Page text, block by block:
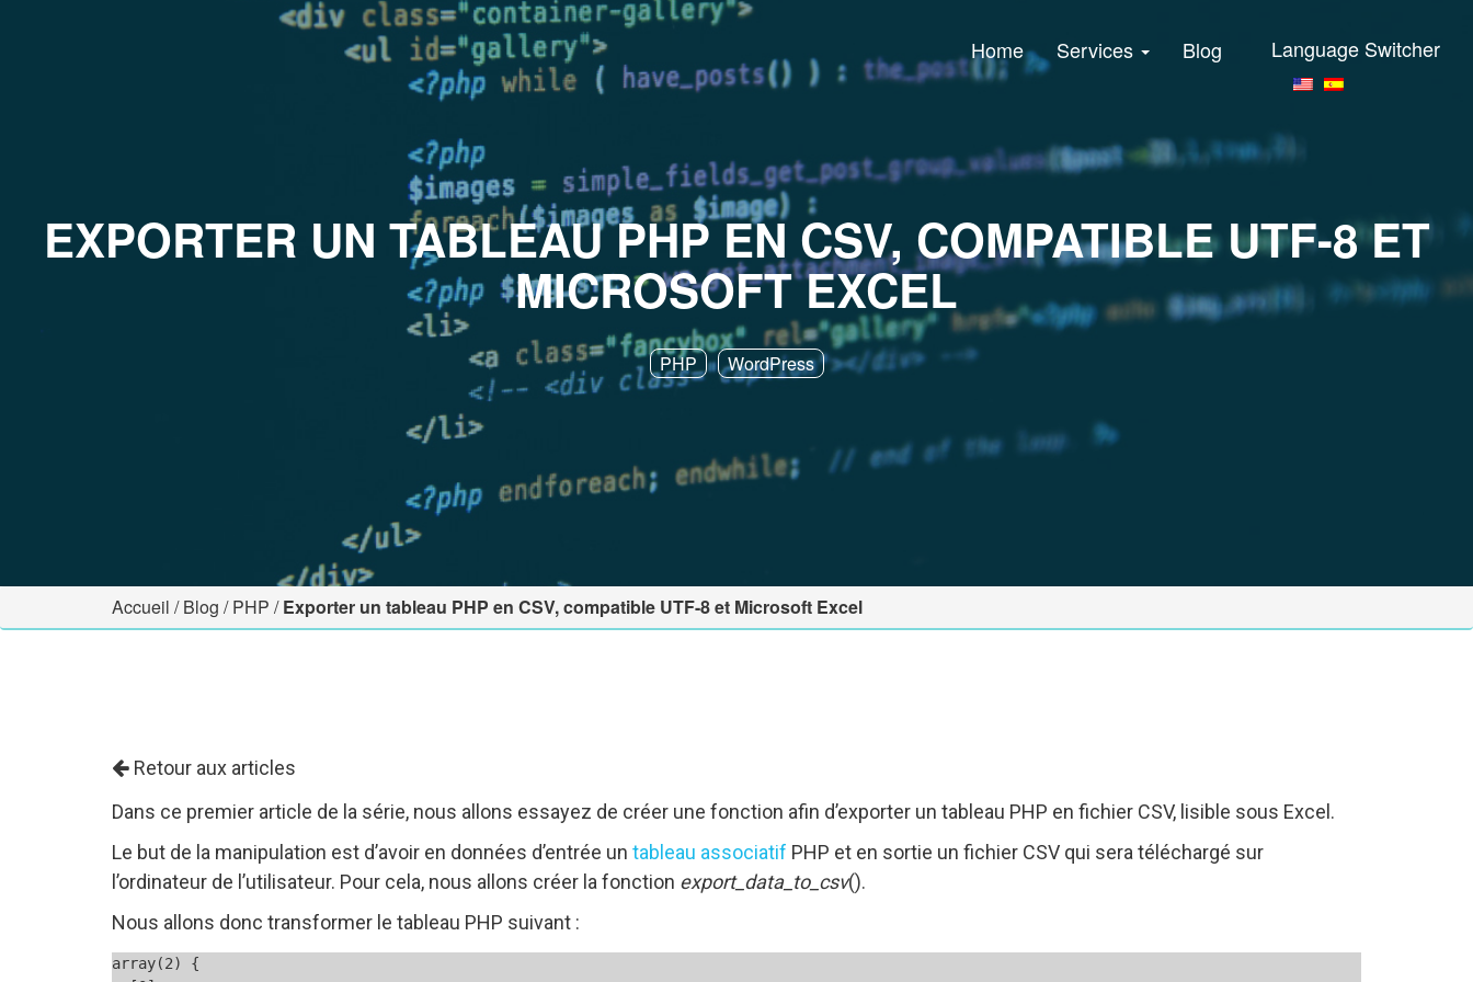
Language Switcher
Home Services Blog
EXPORTER UN TABLEAU PHP EN CSV, COMPATIBLE UTF-8 ET
MICROSOFT EXCEL
PHP WordPress
Accueil /Blog /PHP /Exporter un tableau PHP en CSV, compatible UTF-8 et Microsoft Excel
Retour aux articles
Dans ce premier article de la série, nous allons essayez de créer une fonction afin d’exporter un tableau PHP en fichier CSV, lisible sous Excel.
Le but de la manipulation est d’avoir en données d’entrée un tableau associatif PHP et en sortie un fichier CSV qui sera téléchargé sur
l’ordinateur de l’utilisateur. Pour cela, nous allons créer la fonction export_data_to_csv().
Nous allons donc transformer le tableau PHP suivant :
array(2) {